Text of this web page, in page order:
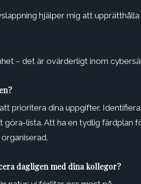
hjälper mig att
– det är ovärderligt inom
prioritera dina uppgifter.
lista. Att ha en tydlig färdplan
dagligen med dina kollegor?